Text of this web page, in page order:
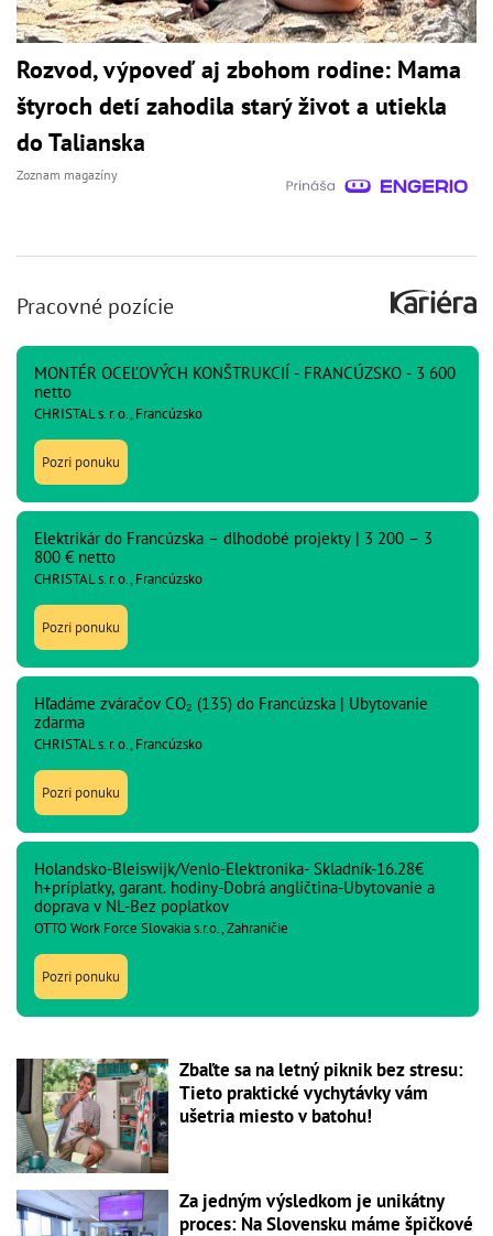
Rozvod, výpoveď aj zbohom rodine: Mama
štyroch detí zahodila starý život a utiekla
do Talianska
Zoznam magazíny
Pracovné pozície
MONTÉR OCEĽOVÝCH KONŠTRUKCIÍ - FRANCÚZSKO - 3 600
netto
CHRISTAL s. r. o., Francúzsko
Pozri ponuku
Elektrikár do Francúzska – dlhodobé projekty | 3 200 – 3
800 € netto
CHRISTAL s. r. o., Francúzsko
Pozri ponuku
Hľadáme zváračov CO₂ (135) do Francúzska | Ubytovanie
zdarma
CHRISTAL s. r. o., Francúzsko
Pozri ponuku
Holandsko-Bleiswijk/Venlo-Elektronika- Skladník-16.28€
h+príplatky, garant. hodiny-Dobrá angličtina-Ubytovanie a
doprava v NL-Bez poplatkov
OTTO Work Force Slovakia s.r.o., Zahraničie
Pozri ponuku
Zbaľte sa na letný piknik bez stresu:
Tieto praktické vychytávky vám
ušetria miesto v batohu!
Za jedným výsledkom je unikátny
proces: Na Slovensku máme špičkové